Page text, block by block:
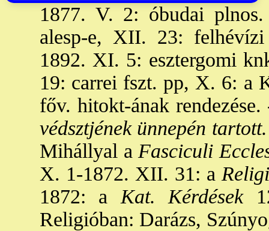
1877. V. 2: óbudai
alesp-e, XII. 23:
1892. XI. 5: esztergomi
19: carrei fszt. pp, X. 6: a
főv. hitokt-ának rendezése.
védsztjének ünnepén tartott.
Mihállyal a Fasciculi
X. 1-1872. XII. 31: a
1872: a Kat. Kérdések
Religióban: Darázs,